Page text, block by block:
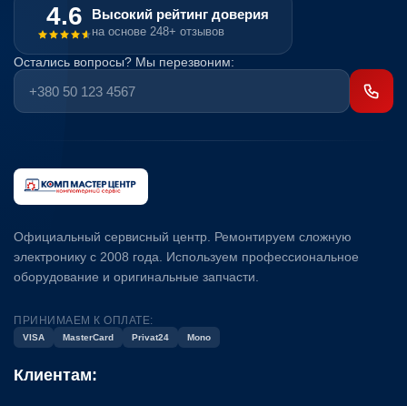
4.6 Высокий рейтинг доверия
на основе 248+ отзывов
Остались вопросы? Мы перезвоним:
Официальный сервисный центр. Ремонтируем сложную
электронику с 2008 года. Используем профессиональное
оборудование и оригинальные запчасти.
ПРИНИМАЕМ К ОПЛАТЕ:
VISA MasterCard Privat24 Mono
Клиентам: